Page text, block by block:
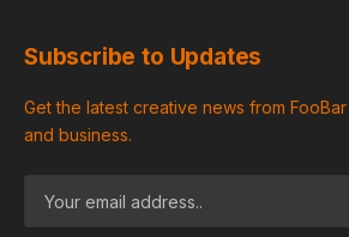
Subscribe to Updates
Get the latest creative news from
and business.